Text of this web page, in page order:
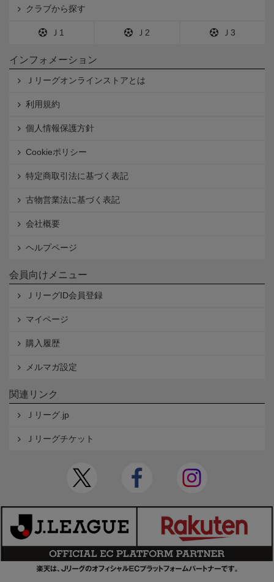
クラブから探す
Ｊ1 Ｊ2 Ｊ3
インフォメーション
Ｊリーグオンラインストアとは
利用規約
個人情報保護方針
Cookieポリシー
特定商取引法に基づく表記
古物営業法に基づく表記
会社概要
ヘルプページ
会員向けメニュー
ＪリーグID会員登録
マイページ
購入履歴
メルマガ設定
関連リンク
Ｊリーグ.jp
Ｊリーグチケット